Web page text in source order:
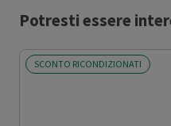
Potresti essere
SCONTO RICONDIZIONATI